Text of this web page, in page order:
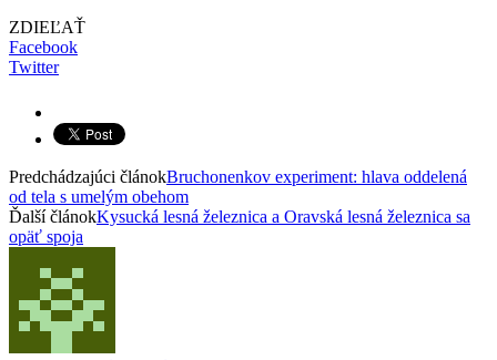
ZDIEĽAŤ
Facebook
Twitter
Predchádzajúci článokBruchonenkov experiment: hlava oddelená
od tela s umelým obehom
Ďalší článokKysucká lesná železnica a Oravská lesná železnica sa
opäť spoja